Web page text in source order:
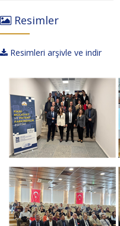
Resimler
Resimleri arşivle ve indir